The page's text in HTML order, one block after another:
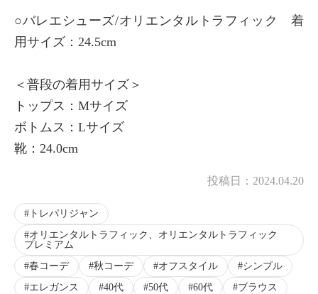
○バレエシューズ/オリエンタルトラフィック 着
用サイズ：24.5cm
＜普段の着用サイズ＞
トップス：Mサイズ
ボトムス：Lサイズ
靴：24.0cm
投稿日： 2024.04.20
トレパリジャン
オリエンタルトラフィック、オリエンタルトラフィック
プレミアム
春コーデ
秋コーデ オフスタイル
シンプル
エレガンス
40代 50代 60代
ブラウス